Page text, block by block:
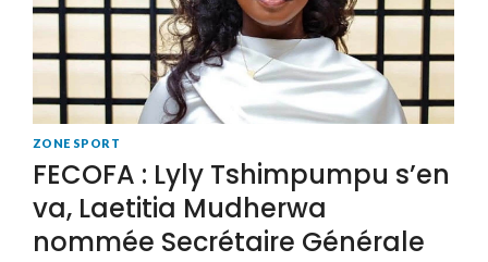
ZONE SPORT
FECOFA : Lyly Tshimpumpu s’en
va, Laetitia Mudherwa
nommée Secrétaire Générale